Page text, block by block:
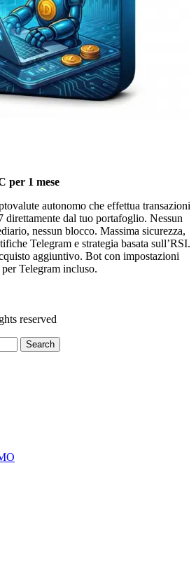
per 1 mese
autonomo che effettua transazioni
direttamente dal tuo portafoglio. Nessun
nessun blocco. Massima sicurezza,
Telegram e strategia basata sull’RSI.
aggiuntivo. Bot con impostazioni
Telegram incluso.
reserved
Search